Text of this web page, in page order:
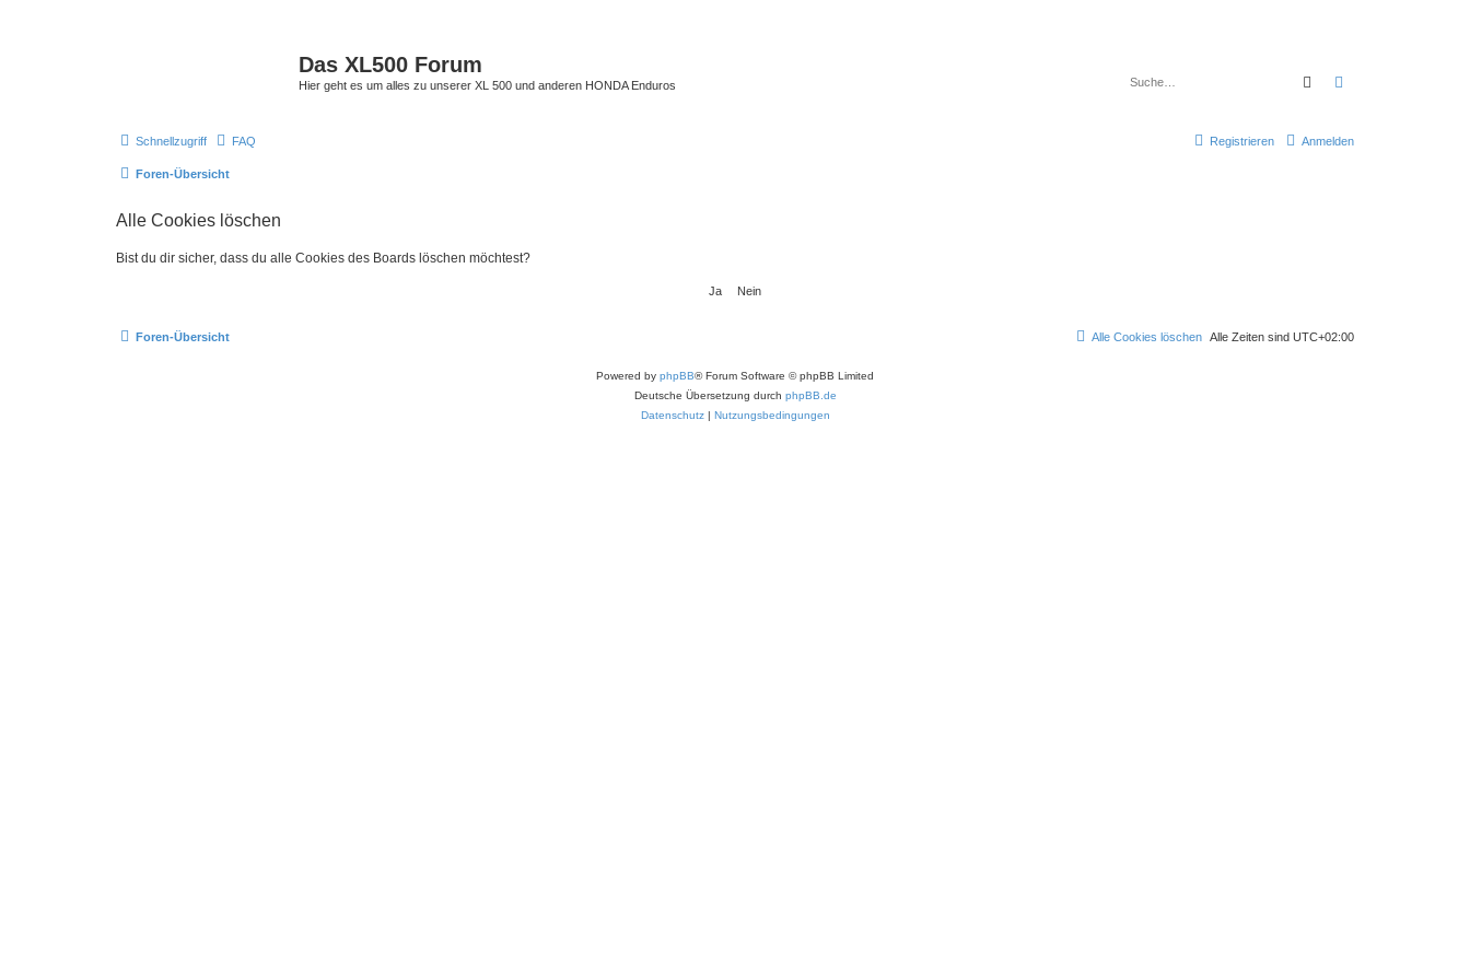
Das XL500 Forum
Hier geht es um alles zu unserer XL 500 und anderen HONDA Enduros Suche
Schnellzugriff FAQ Anmelden
Registrieren
Foren-Übersicht
Alle Cookies löschen
Bist du dir sicher, dass du alle Cookies des Boards löschen möchtest?
Foren-Übersicht Alle Zeiten sind UTC+02:00
Alle Cookies löschen
Powered by phpBB® Forum Software © phpBB Limited
Deutsche Übersetzung durch phpBB.de
Datenschutz| Nutzungsbedingungen